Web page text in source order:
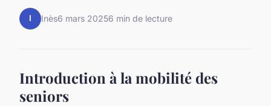
I Inès6 mars 20256 min de lecture
Introduction à la mobilité des
seniors